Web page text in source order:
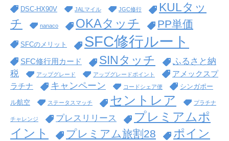
DSC-HX90V JALマイル JGC修行
KULタッ
チ
nanaco OKAタッチ PP単価
SFCのメリット SFC修行ルート
SFC修行用カード SINタッチ
ふるさと納
税
アップグレード アップグレードポイント
アメックスプ
ラチナ
キャンペーン コードシェア便 シンガポー
ル航空 ステータスマッチ セントレア プラチナ
チャレンジ プレスリリース
プレミアムポ
イント
プレミアム旅割28
ポイン